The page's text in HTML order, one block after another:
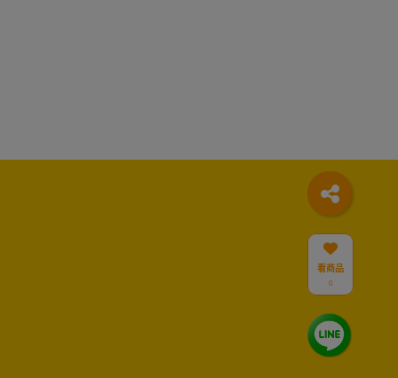
看商品
0